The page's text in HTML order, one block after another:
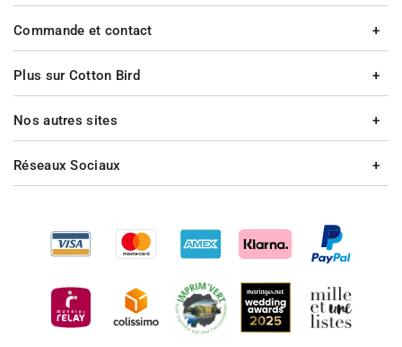
Commande et contact
Plus sur Cotton Bird
Nos autres sites
Réseaux Sociaux